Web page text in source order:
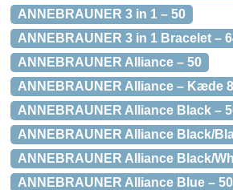
ANNEBRAUNER 3 in 1 – 50
ANNEBRAUNER 3 in 1 Bracelet –
ANNEBRAUNER Alliance – 50
ANNEBRAUNER Alliance – Kæde
ANNEBRAUNER Alliance Black –
ANNEBRAUNER Alliance Black/
ANNEBRAUNER Alliance Black/
ANNEBRAUNER Alliance Blue – 50